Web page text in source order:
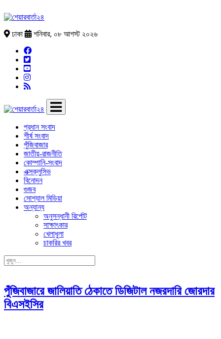
ঢাকা শনিবার, ০৮ আগস্ট ২০২৬
প্রধান সংবাদ
শীর্ষ সংবাদ
পুঁজিবাজার
জাতীয়-রাজনীতি
কোম্পানি-সংবাদ
এক্সক্লুসিভ
বিনোদন
গুজব
সোশ্যাল মিডিয়া
অন্যান্য
অনুসন্ধানী রির্পোট
সাক্ষাৎকার
খেলাধুলা
চাকরির খবর
পুঁজিবাজারে জালিয়াতি ঠেকাতে ডিজিটাল নজরদারি জোরদার
বিএসইসির